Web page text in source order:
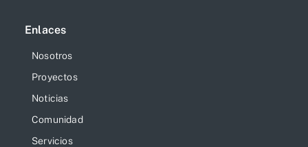
Enlaces
Nosotros
Proyectos
Noticias
Comunidad
Servicios